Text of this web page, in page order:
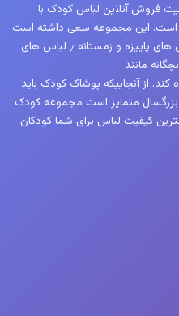
شروع به فعالیت فروش آنلاین لباس کودک با
است. این مجموعه سعی داشته است
تمام نیازهای کودکان شما را اعم از لباس های پاییزه و زمستانه ٫ لباس های
بچگانه مانند
… برآورده کند. از آنجاییکه پوشاک کودک باید
بزرگسال متمایز است مجموعه کودک
کیفیت لباس برای شما کودکان